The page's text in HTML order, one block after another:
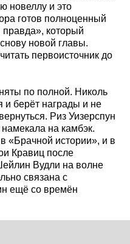
новеллу и это
готов полноценный
который
новой главы.
первоисточник до
по полной. Николь
и берёт награды и не
Риз Уизерспун
на камбэк.
«Брачной истории», и в
Кравиц после
Вудли на волне
связана с
ещё со времён